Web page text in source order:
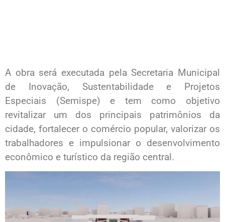
A obra será executada pela Secretaria Municipal
de Inovação, Sustentabilidade e Projetos
Especiais (Semispe) e tem como objetivo
revitalizar um dos principais patrimônios da
cidade, fortalecer o comércio popular, valorizar os
trabalhadores e impulsionar o desenvolvimento
econômico e turístico da região central.